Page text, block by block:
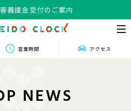
義援金受付のご案内
営業時間 アクセス
P NEWS